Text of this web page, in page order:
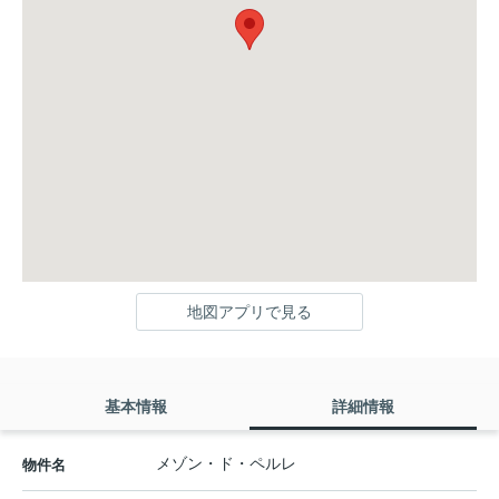
地図アプリで見る
基本情報 詳細情報
物件名 メゾン・ド・ペルレ